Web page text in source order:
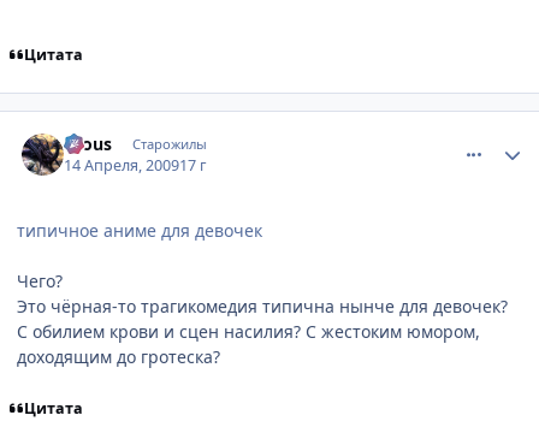
Цитата
Crous Старожилы
14 Апреля, 200917 г
типичное аниме для девочек
Чего?
Это чёрная-то трагикомедия типична нынче для девочек?
С обилием крови и сцен насилия? С жестоким юмором,
доходящим до гротеска?
Цитата